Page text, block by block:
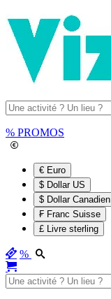
% PROMOS
€ Euro
$ Dollar US
$ Dollar Canadien
₣ Franc Suisse
£ Livre sterling
%